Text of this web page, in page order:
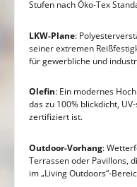
Stufen nach Öko-Tex
LKW-Plane:
seiner extremen
für gewerbliche und
Olefin: Ein modernes
das zu 100% blickdicht,
zertifiziert ist.
Outdoor-Vorhang:
Terrassen oder Pavillons,
im „Living Outdoors“-